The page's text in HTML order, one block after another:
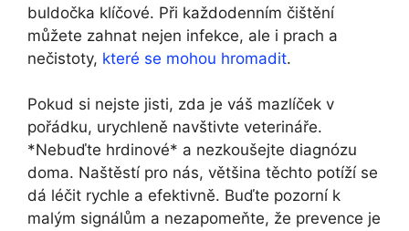
buldočka klíčové. Při každodenním čištění
můžete ​zahnat nejen infekce, ale i prach a⁢
nečistoty, které se mohou hromadit.
Pokud‍ si nejste jisti, zda je váš mazlíček v
pořádku, urychleně navštivte‌ veterináře.
*Nebuďte hrdinové* a ​nezkoušejte diagnózu
doma. Naštěstí pro⁢ nás, většina těchto potíží se
dá léčit rychle ‍a efektivně. Buďte pozorní k
⁣malým signálům a nezapomeňte, že prevence je